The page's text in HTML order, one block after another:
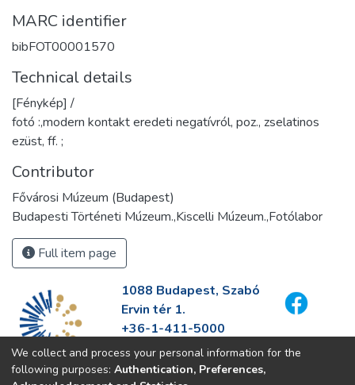
MARC identifier
bibFOT00001570
Technical details
[Fénykép] /
fotó :,modern kontakt eredeti negatívról, poz., zselatinos
ezüst, ff. ;
Contributor
Fővárosi Múzeum (Budapest)
Budapesti Történeti Múzeum.,Kiscelli Múzeum.,Fotólabor
Full item page
1088 Budapest, Szabó
Ervin tér 1.
+36-1-411-5000
info@fszek.hu
https://fszek.hu
We collect and process your personal information for the
following purposes: Authentication, Preferences,